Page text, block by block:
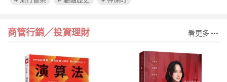
商管行銷╱投資理財 看更多